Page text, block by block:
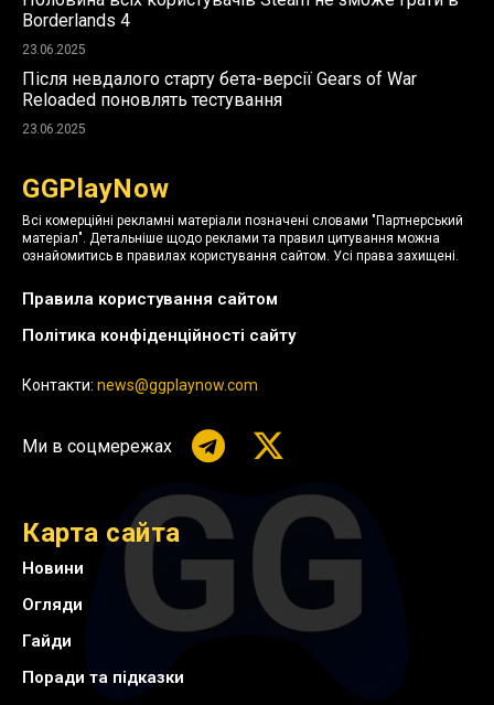
Borderlands 4
23.06.2025
Після невдалого старту бета-версії Gears of War
Reloaded поновлять тестування
23.06.2025
GGPlayNow
Всі комерційні рекламні матеріали позначені словами "Партнерський
матеріал". Детальніше щодо реклами та правил цитування можна
ознайомитись в правилах користування сайтом. Усі права захищені.
Правила користування сайтом
Політика конфіденційності сайту
Контакти: news@ggplaynow.com
Ми в соцмережах
Карта сайта
Новини
Огляди
Гайди
Поради та підказки